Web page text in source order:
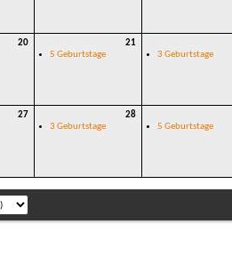
20
21
5 Geburtstage
3 Geburtstage
27
28
3 Geburtstage
5 Geburtstage